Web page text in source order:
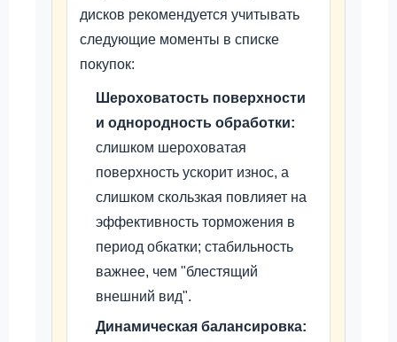
дисков рекомендуется учитывать
следующие моменты в списке
покупок:
Шероховатость поверхности
и однородность обработки:
слишком шероховатая
поверхность ускорит износ, а
слишком скользкая повлияет на
эффективность торможения в
период обкатки; стабильность
важнее, чем "блестящий
внешний вид".
Динамическая балансировка: